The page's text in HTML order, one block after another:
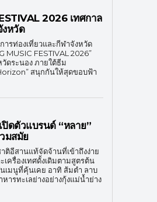
2026 เทศกาล
หวัด
ารท่องเที่ยวและกีฬาจังหวัด
MUSIC FESTIVAL 2026”
วัดระนอง ภายใต้ธีม
สนุกกันให้สุดขอบฟ้า
ดตัวแบรนด์ “หลาย”
มสมัย
ติอีสานแท้จัดจ้านที่เข้าถึงง่าย
ครื่องเทศดั้งเดิมตามสูตรต้น
เมนูที่คุ้นเคย อาทิ ส้มตำ ลาบ
ารทะเลย่างอย่างกุ้งแม่น้ำย่าง